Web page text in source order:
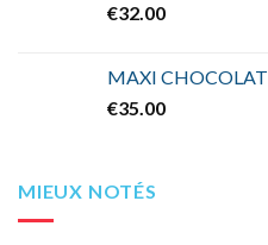
€32.00
MAXI CHOCOLAT
€35.00
MIEUX NOTÉS